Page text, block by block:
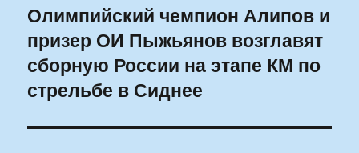
Следующая
запись:
Олимпийский чемпион Алипов и
призер ОИ Пыжьянов возглавят
сборную России на этапе КМ по
стрельбе в Сиднее